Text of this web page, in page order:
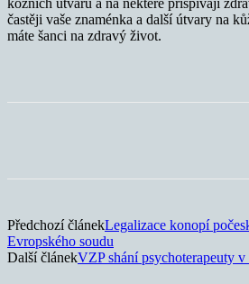
kožních útvarů a na některé přispívají
častěji vaše znaménka a další útvary na
máte šanci na zdravý život.
Předchozí článekLegalizace konopí
Evropského soudu
Další článekVZP shání psychoterapeuty